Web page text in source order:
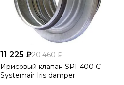
11 225 ₽20 460 ₽
Ирисовый клапан SPI-400 C
Systemair Iris damper